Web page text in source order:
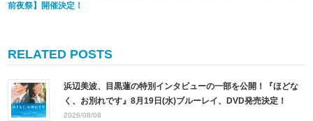
前夜祭】開催決定！
RELATED POSTS
浜辺美波、目黒蓮の特別インタビューの一部を公開！『ほどな
く、お別れです』8月19日(水)ブルーレイ、DVD発売決定！
2026/08/08